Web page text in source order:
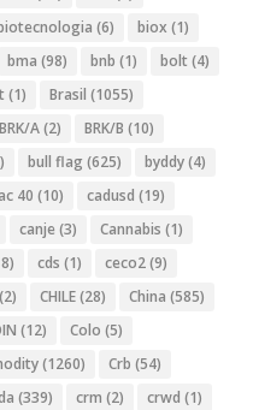
(6) biox (1)
bma (98) bnb (1) bolt (4)
(1) Brasil (1055)
BRK/A(2) BRK/B (10)
bull flag (625) byddy(4)
40 (10) cadusd (19)
canje (3) Cannabis (1)
cds (1) ceco2(9)
(2) CHILE(28) China (585)
(12) Colo (5)
(1260) Crb (54)
(339) crm (2) crwd (1)